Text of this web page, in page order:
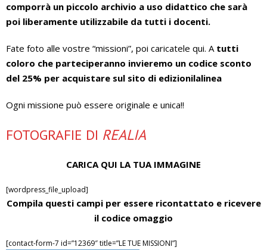
comporrà un piccolo archivio a uso didattico che sarà
poi liberamente utilizzabile da tutti i docenti.
Fate foto alle vostre “missioni”, poi caricatele qui. Atutti
coloro che parteciperanno invieremo un codice sconto
del 25% per acquistare sul sito di edizionilalinea
Ogni missione può essere originale e unica!!
FOTOGRAFIE DI REALIA
CARICA QUI LA TUA IMMAGINE
[wordpress_file_upload]
Compila questi campi per essere ricontattato e ricevere
il codice omaggio
[contact-form-7 id=”12369″ title=”LE TUE MISSIONI”]